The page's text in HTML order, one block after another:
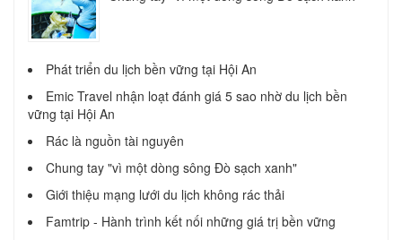
Phát triển du lịch bền vững tại Hội An
Emic Travel nhận loạt đánh giá 5 sao nhờ du lịch bền
vững tại Hội An
Rác là nguồn tài nguyên
Chung tay "vì một dòng sông Đò sạch xanh"
Giới thiệu mạng lưới du lịch không rác thải
Famtrip - Hành trình kết nối những giá trị bền vững